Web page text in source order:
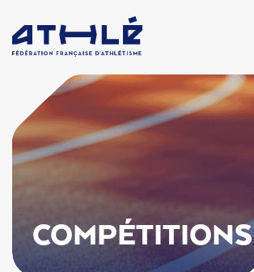
COMPÉTITIONS